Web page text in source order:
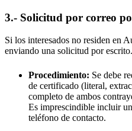
3.- Solicitud por correo
Si los interesados no residen en
enviando una solicitud por escrito.
Procedimiento: Se debe
de certificado (literal,
completo de ambos
Es imprescindible incluir
teléfono de contacto.